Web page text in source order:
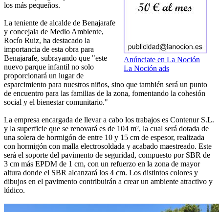
Anúnciate en La Noción
La Noción ads
los más pequeños.
La teniente de alcalde de Benajarafe
y concejala de Medio Ambiente,
Rocío Ruiz, ha destacado la
importancia de esta obra para
Benajarafe, subrayando que "este
nuevo parque infantil no solo
proporcionará un lugar de
esparcimiento para nuestros niños, sino que también será un punto
de encuentro para las familias de la zona, fomentando la cohesión
social y el bienestar comunitario."
La empresa encargada de llevar a cabo los trabajos es Contenur S.L.
y la superficie que se renovará es de 104 m², la cual será dotada de
una solera de hormigón de entre 10 y 15 cm de espesor, realizada
con hormigón con malla electrosoldada y acabado maestreado. Este
será el soporte del pavimento de seguridad, compuesto por SBR de
3 cm más EPDM de 1 cm, con un refuerzo en la zona de mayor
altura donde el SBR alcanzará los 4 cm. Los distintos colores y
dibujos en el pavimento contribuirán a crear un ambiente atractivo y
lúdico.